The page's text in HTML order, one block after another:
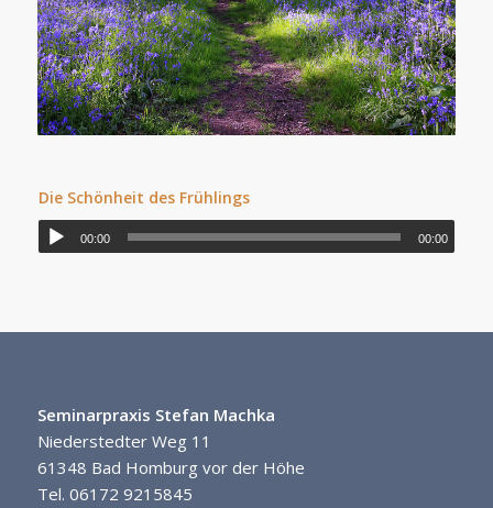
Die Schönheit des Frühlings
00:00 00:00
Seminarpraxis Stefan Machka
Niederstedter Weg 11
61348 Bad Homburg vor der Höhe
Tel. 06172 9215845